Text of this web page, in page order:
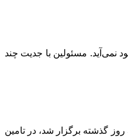
نمی‌آید. مسئولین با جدیت چند
گذشته برگزار شد، در تامین